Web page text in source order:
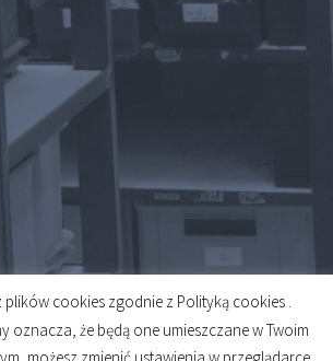
cookies zgodnie z Polityką cookies .
oznacza, że będą one umieszczane w Twoim